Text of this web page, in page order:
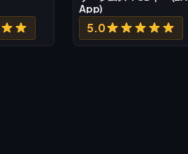
App)
5.0